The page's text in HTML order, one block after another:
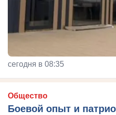
сегодня в 08:35
Общество
Боевой опыт и